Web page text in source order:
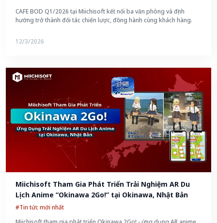
CAFE BOD Q1/2026 tại Miichisoft kết nối ba văn phòng và định
hướng trở thành đối tác chiến lược, đồng hành cùng khách hàng.
12/3/2026
Miichisoft Tham Gia Phát Triển Trải Nghiệm AR Du
Lịch Anime “Okinawa 2Go!” tại Okinawa, Nhật Bản
#Tin tức mới nhất